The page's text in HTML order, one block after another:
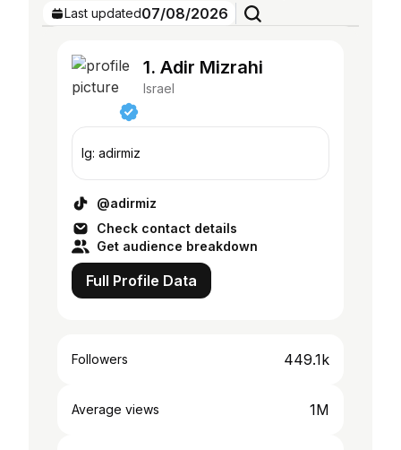
Last updated07/08/2026
1. Adir Mizrahi
Israel
Ig: adirmiz
@adirmiz
Check contact details
Get audience breakdown
Full Profile Data
Followers 449.1k
Average views 1M